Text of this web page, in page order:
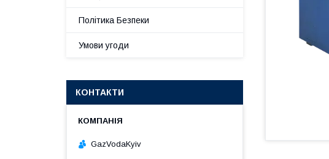
Політика Безпеки
Умови угоди
КОНТАКТИ
GazVodaKyiv